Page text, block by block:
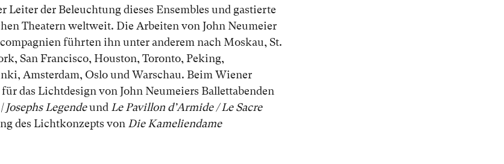
Leiter der Beleuchtung dieses Ensembles und gastierte
Theatern weltweit. Die Arbeiten von John Neumeier
führten ihn unter anderem nach Moskau, St.
San Francisco, Houston, Toronto, Peking,
Amsterdam, Oslo und Warschau. Beim Wiener
das Lichtdesign von John Neumeiers Ballettabenden
Josephs Legendeund Le Pavillon dʼArmide / Le Sacre
des Lichtkonzepts von Die Kameliendame